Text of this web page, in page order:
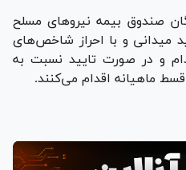
صندوق بیمه نیرو‌های مسلح
میدانی و با احراز شاخص‌های
و در صورت تایید نسبت به